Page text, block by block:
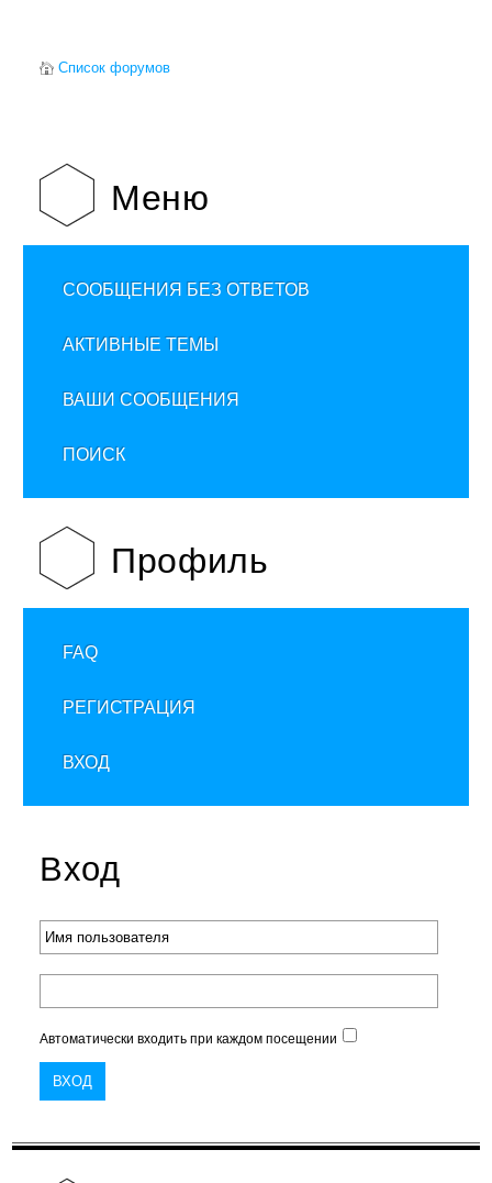
Список форумов
Меню
СООБЩЕНИЯ БЕЗ ОТВЕТОВ
АКТИВНЫЕ ТЕМЫ
ВАШИ СООБЩЕНИЯ
ПОИСК
Профиль
FAQ
РЕГИСТРАЦИЯ
ВХОД
Вход
Автоматически входить при каждом посещении